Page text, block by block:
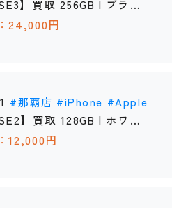
】買取 256GB | ブラッ
店》
24,000円
那覇店 iPhone Apple
】買取 128GB | ホワイ
店》
12,000円